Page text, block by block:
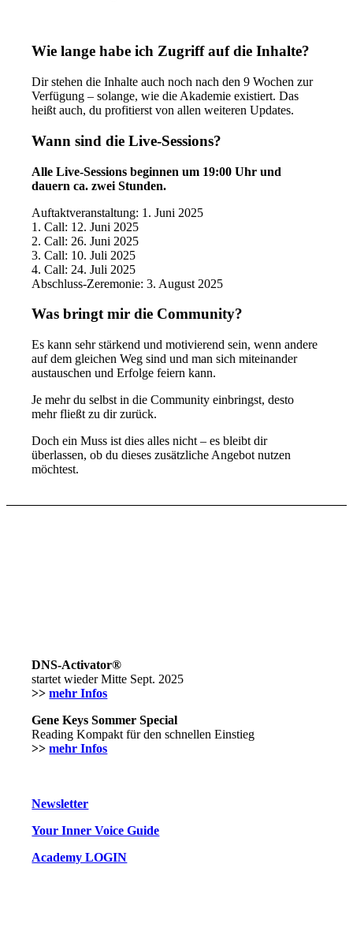
Wie lange habe ich Zugriff auf die Inhalte?
Dir stehen die Inhalte auch noch nach den 9 Wochen zur
Verfügung – solange, wie die Akademie existiert. Das
heißt auch, du profitierst von allen weiteren Updates.
Wann sind die Live-Sessions?
Alle Live-Sessions beginnen um 19:00 Uhr und
dauern ca. zwei Stunden.
Auftaktveranstaltung: 1. Juni 2025
1. Call: 12. Juni 2025
2. Call: 26. Juni 2025
3. Call: 10. Juli 2025
4. Call: 24. Juli 2025
Abschluss-Zeremonie: 3. August 2025
Was bringt mir die Community?
Es kann sehr stärkend und motivierend sein, wenn andere
auf dem gleichen Weg sind und man sich miteinander
austauschen und Erfolge feiern kann.
Je mehr du selbst in die Community einbringst, desto
mehr fließt zu dir zurück.
Doch ein Muss ist dies alles nicht – es bleibt dir
überlassen, ob du dieses zusätzliche Angebot nutzen
möchtest.
DNS-Activator®
startet wieder Mitte Sept. 2025
>>mehr Infos
Gene Keys Sommer Special
Reading Kompakt für den schnellen Einstieg
>>mehr Infos
Newsletter
Your Inner Voice Guide
Academy LOGIN